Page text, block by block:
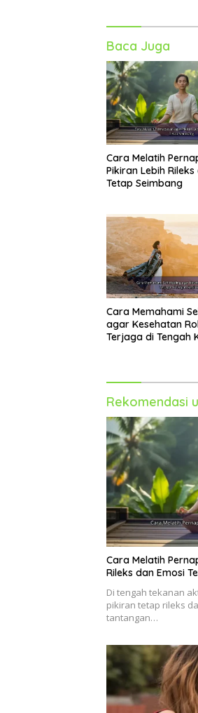
Baca Juga
Cara Melatih
Pikiran Lebih
Tetap Seimbang
Cara Memahami
agar Kesehatan
Terjaga di Tengah
Rekomendasi
Cara Melatih
Rileks dan Emosi
Di tengah tekanan
pikiran tetap rileks
tantangan…